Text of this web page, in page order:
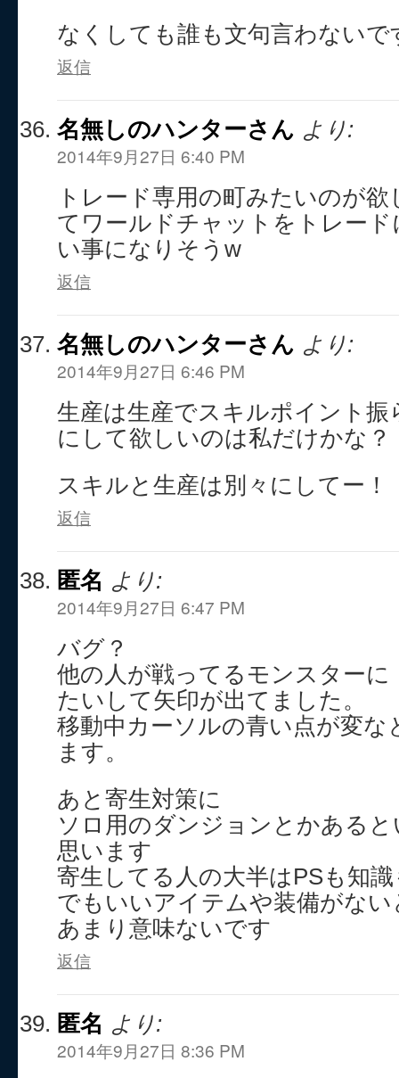
なくしても誰も文句言わないで
返信
名無しのハンターさん より:
2014年9月27日 6:40 PM
トレード専用の町みたいのが
てワールドチャットをトレー
い事になりそうw
返信
名無しのハンターさん より:
2014年9月27日 6:46 PM
生産は生産でスキルポイント
にして欲しいのは私だけかな？
スキルと生産は別々にしてー！
返信
匿名 より:
2014年9月27日 6:47 PM
バグ？
他の人が戦ってるモンスターに
たいして矢印が出てました。
移動中カーソルの青い点が変な
ます。
あと寄生対策に
ソロ用のダンジョンとかある
思います
寄生してる人の大半はPSも知
でもいいアイテムや装備がない
あまり意味ないです
返信
匿名 より:
2014年9月27日 8:36 PM